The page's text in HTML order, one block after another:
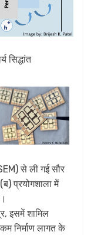
सिद्धांत
से ली गई सौर
प्रयोगशाला में
इसमें शामिल
निर्माण लागत के